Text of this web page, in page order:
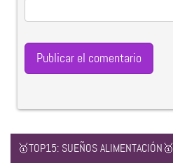
🥇TOP15: SUEÑOS ALIMENTACIÓN🥇